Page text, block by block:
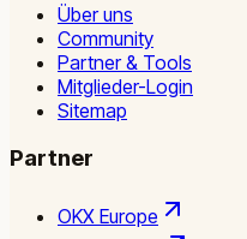
Über uns
Community
Partner & Tools
Mitglieder-Login
Sitemap
Partner
OKX Europe